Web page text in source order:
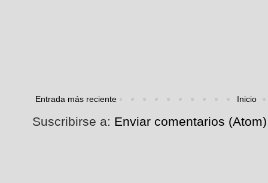
Entrada más reciente Inicio
Suscribirse a: Enviar comentarios (Atom)